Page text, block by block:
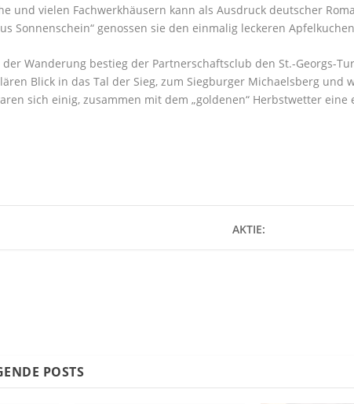
und vielen Fachwerkhäusern kann als Ausdruck deutscher
Sonnenschein“ genossen sie den einmalig leckeren
der Wanderung bestieg der Partnerschaftsclub den St.-Georgs-
Blick in das Tal der Sieg, zum Siegburger Michaelsberg und
sich einig, zusammen mit dem „goldenen“ Herbstwetter
AKTIE:
POSTS